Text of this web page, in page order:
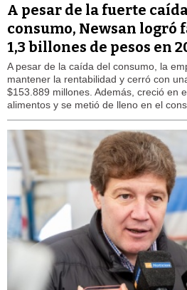
A pesar de la fuerte
consumo, Newsan logró
1,3 billones de pesos en
A pesar de la caída del consumo, la
mantener la rentabilidad y cerró con
$153.889 millones. Además, creció en
alimentos y se metió de lleno en el